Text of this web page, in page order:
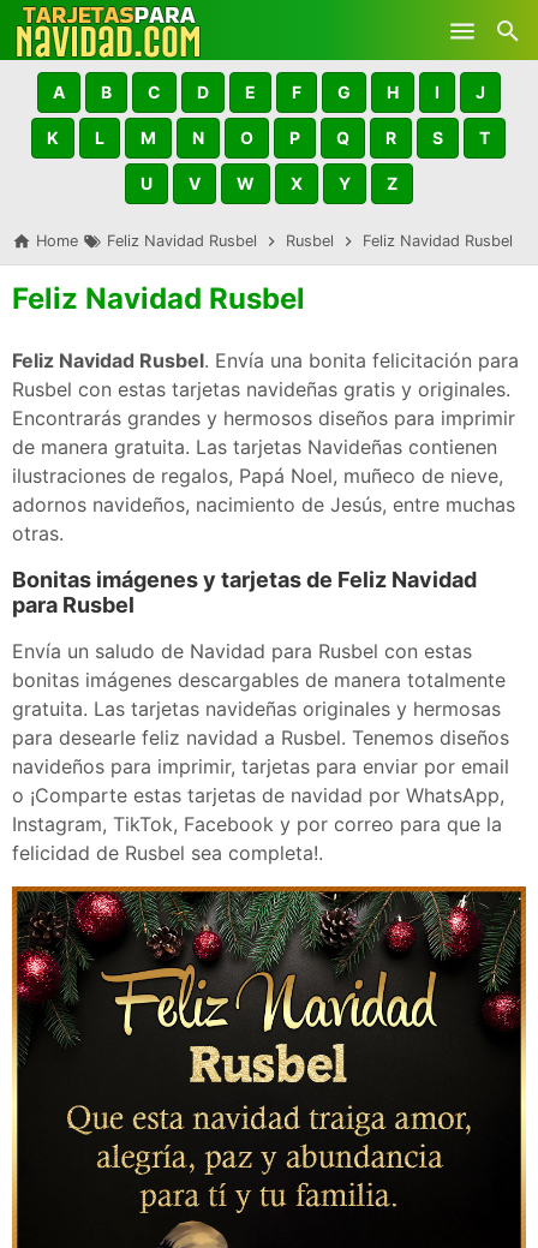
Skip to main content
A B C D E F G H I J
K L M N O P Q R S T
U V W X Y Z
Home Feliz Navidad Rusbel Rusbel Feliz Navidad Rusbel
Feliz Navidad Rusbel
Feliz Navidad Rusbel. Envía una bonita felicitación para
Rusbel con estas tarjetas navideñas gratis y originales.
Encontrarás grandes y hermosos diseños para imprimir
de manera gratuita. Las tarjetas Navideñas contienen
ilustraciones de regalos, Papá Noel, muñeco de nieve,
adornos navideños, nacimiento de Jesús, entre muchas
otras.
Bonitas imágenes y tarjetas de Feliz Navidad
para Rusbel
Envía un saludo de Navidad para Rusbel con estas
bonitas imágenes descargables de manera totalmente
gratuita. Las tarjetas navideñas originales y hermosas
para desearle feliz navidad a Rusbel. Tenemos diseños
navideños para imprimir, tarjetas para enviar por email
o ¡Comparte estas tarjetas de navidad por WhatsApp,
Instagram, TikTok, Facebook y por correo para que la
felicidad de Rusbel sea completa!.